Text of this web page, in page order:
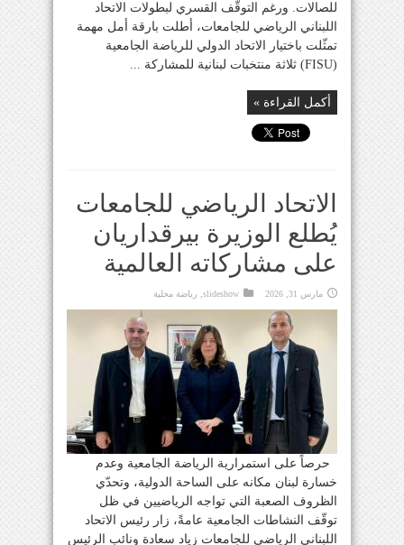
للصالات. ورغم التوقّف القسري لبطولات الاتحاد
اللبناني الرياضي للجامعات، أطلت بارقة أمل مهمة
تمثّلت باختيار الاتحاد الدولي للرياضة الجامعية
(FISU) ثلاثة منتخبات لبنانية للمشاركة ...
أكمل القراءة »
الاتحاد الرياضي للجامعات
يُطلع الوزيرة بيرقداريان
على مشاركاته العالمية
مارس 31, 2026 slideshow رياضة محلية
حرصاً على استمرارية الرياضة الجامعية وعدم
خسارة لبنان مكانه على الساحة الدولية، وتحدّي
الظروف الصعبة التي تواجه الرياضيين في ظل
توقّف النشاطات الجامعية عامةً، زار رئيس الاتحاد
اللبناني الرياضي للجامعات زياد سعادة ونائب الرئيس